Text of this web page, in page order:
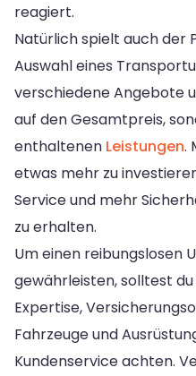
reagiert.
Natürlich spielt auch der
Auswahl eines
verschiedene Angebote
auf den Gesamtpreis,
enthaltenen Leistungen.
etwas mehr zu
Service und mehr
zu erhalten.
Um einen reibungslosen
gewährleisten, solltest
Expertise,
Fahrzeuge und
Kundenservice achten.